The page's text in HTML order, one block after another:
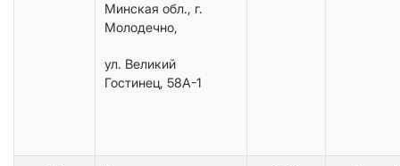
Минская обл., г.
Молодечно,
ул. Великий
Гостинец, 58А-1